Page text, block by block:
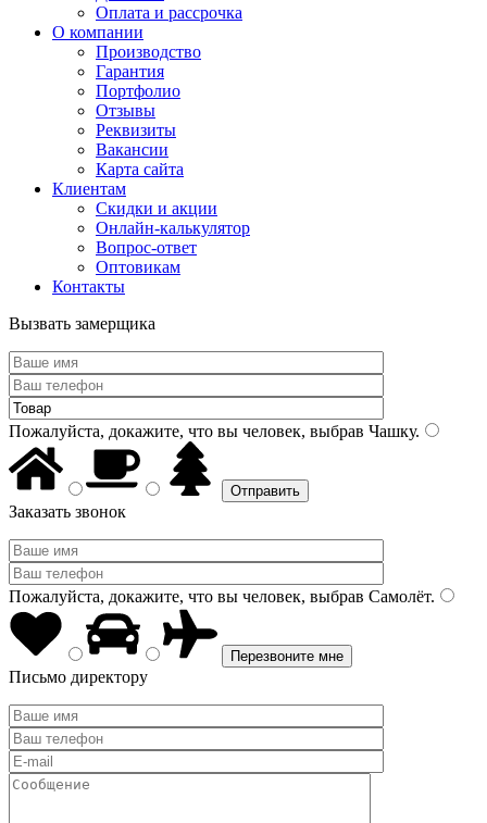
Оплата и рассрочка
О компании
Производство
Гарантия
Портфолио
Отзывы
Реквизиты
Вакансии
Карта сайта
Клиентам
Скидки и акции
Онлайн-калькулятор
Вопрос-ответ
Оптовикам
Контакты
Вызвать замерщика
Пожалуйста, докажите, что вы человек, выбрав Чашку.
Заказать звонок
Пожалуйста, докажите, что вы человек, выбрав Самолёт.
Письмо директору